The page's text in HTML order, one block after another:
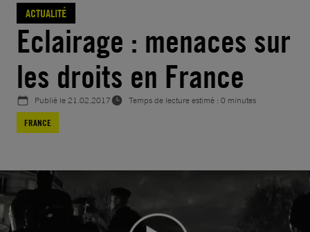
ACTUALITÉ
Eclairage : menaces sur
les droits en France
Publié le21.02.2017
Temps de lecture estimé : 0 minutes
FRANCE